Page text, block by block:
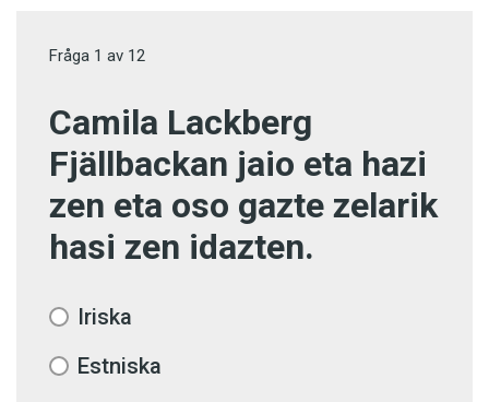
Fråga 1 av 12
Camila Lackberg
Fjällbackan jaio eta hazi
zen eta oso gazte zelarik
hasi zen idazten.
Iriska
Estniska